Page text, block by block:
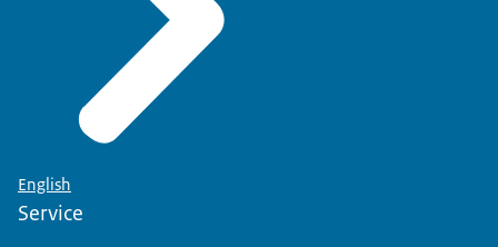
English
Service